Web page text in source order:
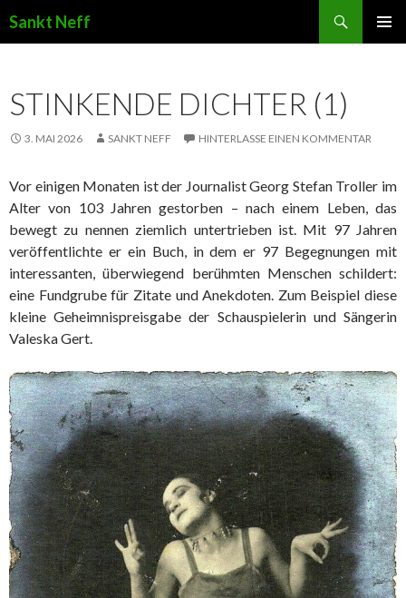
Sankt Neff
STINKENDE DICHTER (1)
3. MAI 2026 SANKT NEFF HINTERLASSE EINEN KOMMENTAR
Vor einigen Monaten ist der Journalist Georg Stefan Troller im
Alter von 103 Jahren gestorben – nach einem Leben, das
bewegt zu nennen ziemlich untertrieben ist. Mit 97 Jahren
veröffentlichte er ein Buch, in dem er 97 Begegnungen mit
interessanten, überwiegend berühmten Menschen schildert:
eine Fundgrube für Zitate und Anekdoten. Zum Beispiel diese
kleine Geheimnispreisgabe der Schauspielerin und Sängerin
Valeska Gert.